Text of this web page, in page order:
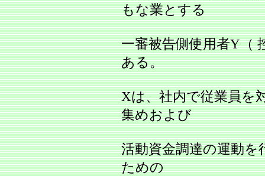
もな業とする
一審被告側使用者Y（
ある。
Xは、社内で従業員を
集めおよび
活動資金調達の運動
ための